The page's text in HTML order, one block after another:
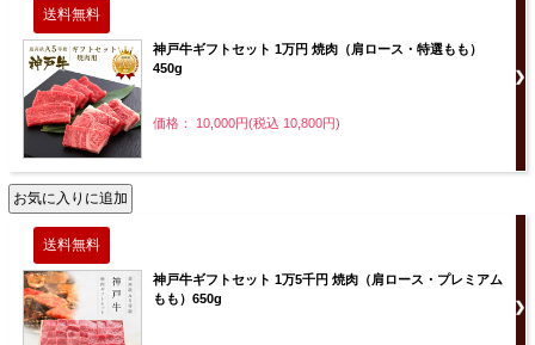
神戸牛ギフトセット 1万円 焼肉（肩ロース・特選もも）
450g
価格： 10,000円(税込 10,800円)
神戸牛ギフトセット 1万5千円 焼肉（肩ロース・プレミアム
もも）650g